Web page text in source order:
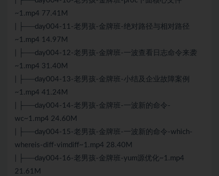
~1.mp4 77.41M
| ├──day004-11-老男孩-金牌班-绝对路径与相对路径
~1.mp4 14.97M
| ├──day004-12-老男孩-金牌班-一波查看日志命令来袭
~1.mp4 31.40M
| ├──day004-13-老男孩-金牌班-小结及企业故障案例
~1.mp4 41.24M
| ├──day004-14-老男孩-金牌班-一波新的命令-
wc~1.mp4 24.60M
| ├──day004-15-老男孩-金牌班-一波新的命令-which-
whereis-diff-vimdiff~1.mp4 28.40M
| ├──day004-16-老男孩-金牌班-yum源优化~1.mp4
21.61M